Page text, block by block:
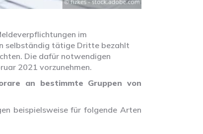
im
selbständig tätige Dritte bezahlt
Die dafür notwendigen
2021 vorzunehmen.
an bestimmte Gruppen von
beispielsweise für folgende Arten